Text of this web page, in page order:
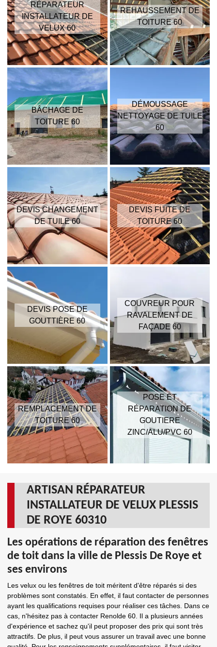
RÉPARATEUR
INSTALLATEUR DE
VELUX 60
REHAUSSEMENT DE
TOITURE 60
BÂCHAGE DE
TOITURE 60
DÉMOUSSAGE
NETTOYAGE DE TUILE
60
DEVIS CHANGEMENT
DE TUILE 60
DEVIS FUITE DE
TOITURE 60
DEVIS POSE DE
GOUTTIÈRE 60
COUVREUR POUR
RAVALEMENT DE
FAÇADE 60
REMPLACEMENT DE
TOITURE 60
POSE ET
RÉPARATION DE
GOUTIERE
ZINC/ALU/PVC 60
ARTISAN RÉPARATEUR
INSTALLATEUR DE VELUX PLESSIS
DE ROYE 60310
Les opérations de réparation des fenêtres
de toit dans la ville de Plessis De Roye et
ses environs
Les velux ou les fenêtres de toit méritent d'être réparés si des
problèmes sont constatés. En effet, il faut contacter de personnes
ayant les qualifications requises pour réaliser ces tâches. Dans ce
cas, n'hésitez pas à contacter Renolde 60. Il a plusieurs années
d'expérience et sachez qu'il peut proposer des prix qui sont très
attractifs. De plus, il peut vous assurer un travail avec une bonne